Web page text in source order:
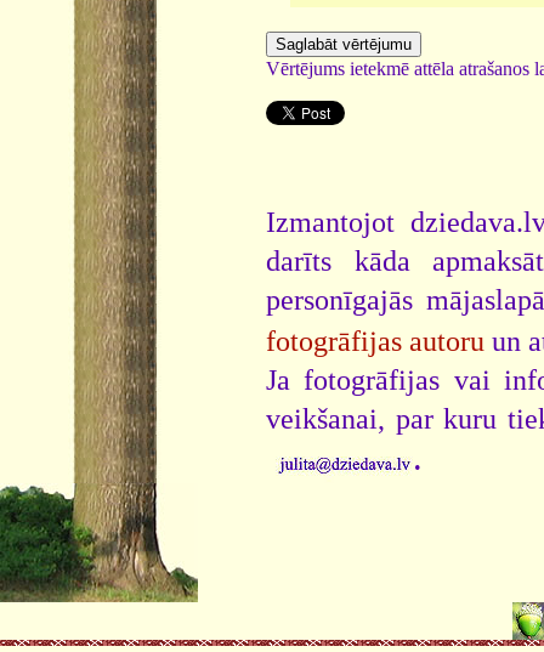
Vērtējums ietekmē attēla atrašanos
Izmantojot
darīts kāda
personīgajās
fotogrāfijas autoru un
Ja fotogrāfijas vai
veikšanai, par kuru
.